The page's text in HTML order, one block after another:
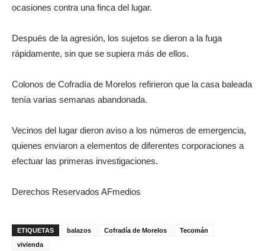
ocasiones contra una finca del lugar.
Después de la agresión, los sujetos se dieron a la fuga
rápidamente, sin que se supiera más de ellos.
Colonos de Cofradía de Morelos refirieron que la casa baleada
tenía varias semanas abandonada.
Vecinos del lugar dieron aviso a los números de emergencia,
quienes enviaron a elementos de diferentes corporaciones a
efectuar las primeras investigaciones.
Derechos Reservados AFmedios
ETIQUETAS balazos Cofradía de Morelos
Tecomán
vivienda